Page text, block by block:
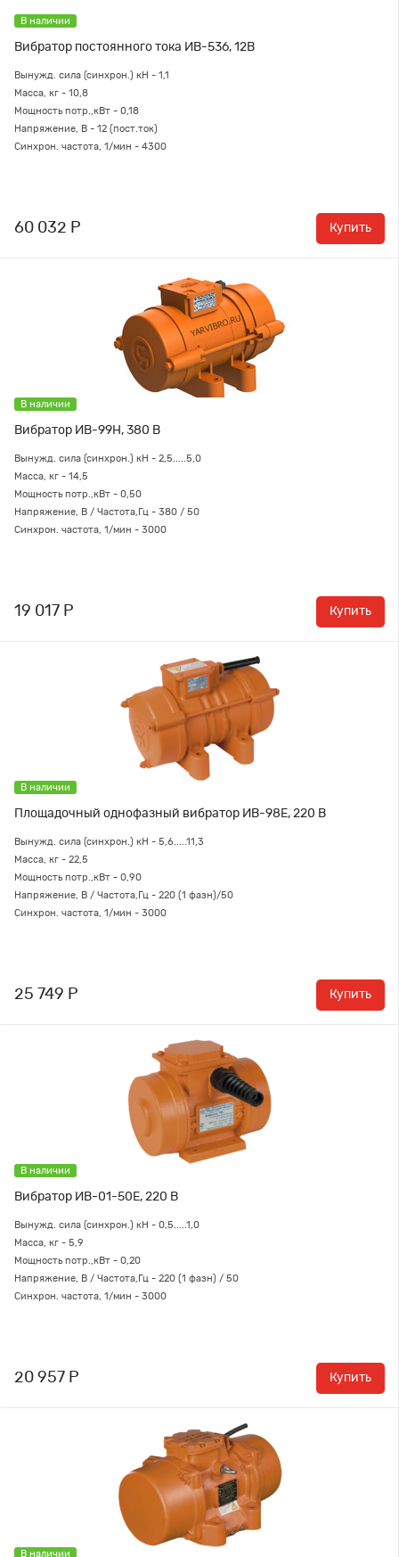
В наличии
Вибратор постоянного тока ИВ-536, 12В
Вынужд. сила (синхрон.) кН - 1,1
Масса, кг - 10,8
Мощность потр.,кВт - 0,18
Напряжение, В - 12 (пост.ток)
Синхрон. частота, 1/мин - 4300
60 032 Р Купить
В наличии
Вибратор ИВ-99Н, 380 В
Вынужд. сила (синхрон.) кН - 2,5.....5,0
Масса, кг - 14,5
Мощность потр.,кВт - 0,50
Напряжение, В / Частота,Гц - 380 / 50
Синхрон. частота, 1/мин - 3000
19 017 Р Купить
В наличии
Площадочный однофазный вибратор ИВ-98Е, 220 В
Вынужд. сила (синхрон.) кН - 5,6.....11,3
Масса, кг - 22,5
Мощность потр.,кВт - 0,90
Напряжение, В / Частота,Гц - 220 (1 фазн)/50
Синхрон. частота, 1/мин - 3000
25 749 Р Купить
В наличии
Вибратор ИВ-01-50Е, 220 В
Вынужд. сила (синхрон.) кН - 0,5.....1,0
Масса, кг - 5,9
Мощность потр.,кВт - 0,20
Напряжение, В / Частота,Гц - 220 (1 фазн) / 50
Синхрон. частота, 1/мин - 3000
20 957 Р Купить
В наличии